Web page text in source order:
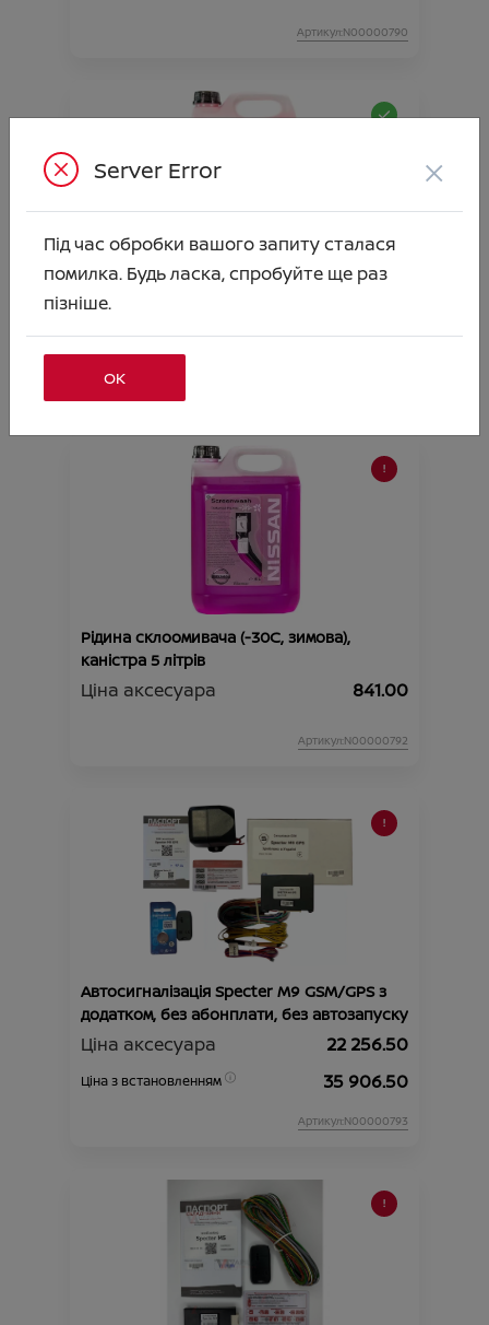
Артикул:N00000790
РІДИНА СКЛООМИВАЧА (Всесезонна-
Антимошка) -20* 5л
Ціна аксесуара 667.00
Рідина склоомивача (-30C, зимова),
каністра 5 літрів
Ціна аксесуара 841.00
Артикул:N00000792
Автосигналізація Specter M9 GSM/GPS з
додатком, без абонплати, без автозапуску
Ціна аксесуара 22 256.50
Ціна з встановленням 35 906.50
Артикул:N00000793
Server Error ×
Під час обробки вашого запиту сталася
помилка. Будь ласка, спробуйте ще раз
пізніше.
ОК